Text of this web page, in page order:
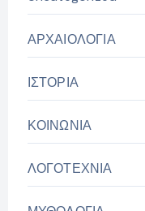
ΑΡΧΑΙΟΛΟΓΙΑ
ΙΣΤΟΡΙΑ
ΚΟΙΝΩΝΙΑ
ΛΟΓΟΤΕΧΝΙΑ